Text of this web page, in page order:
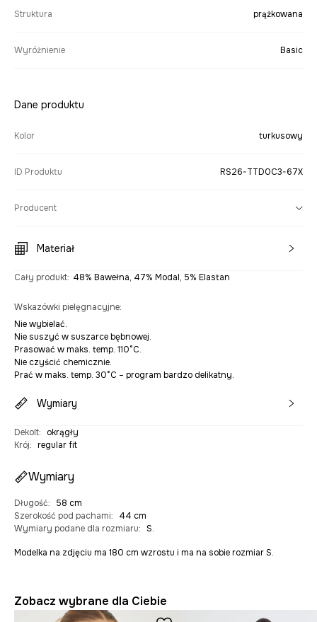
Struktura prążkowana
Wyróżnienie Basic
Dane produktu
Kolor turkusowy
ID Produktu RS26-TTD0C3-67X
Producent
Materiał
Cały produkt: 48% Bawełna, 47% Modal, 5% Elastan
Wskazówki pielęgnacyjne:
Nie wybielać.
Nie suszyć w suszarce bębnowej.
Prasować w maks. temp. 110°C.
Nie czyścić chemicznie.
Prać w maks. temp. 30°C – program bardzo delikatny.
Wymiary
Dekolt:
okrągły
Krój: regular fit
Wymiary
Długość:
58 cm
Szerokość pod pachami:
44 cm
Wymiary podane dla rozmiaru: S.
Modelka na zdjęciu ma 180 cm wzrostu i ma na sobie rozmiar S.
Zobacz wybrane dla Ciebie